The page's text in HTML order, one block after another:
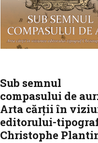
Sub semnul
compasului de
Arta cărții în
editorului-
Christophe